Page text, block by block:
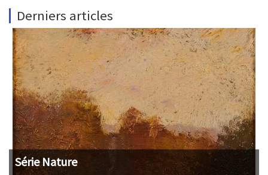
Derniers articles
Série Nature